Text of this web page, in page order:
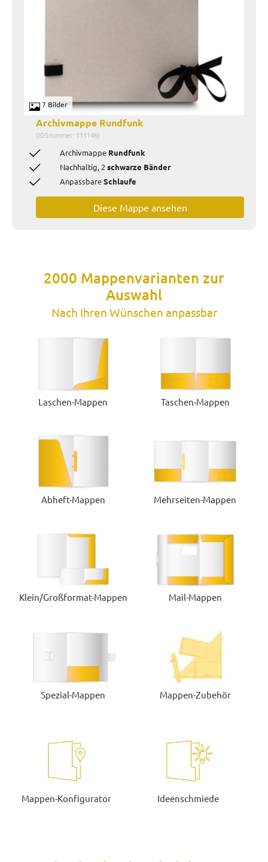
7 Bilder
Archivmappe Rundfunk
(IDSnummer: 111146)
Archivmappe Rundfunk
Nachhaltig, 2 schwarze Bänder
AnpassbareSchlaufe
Diese Mappe ansehen
2000 Mappenvarianten zur
Auswahl
Nach Ihren Wünschen anpassbar
Laschen-Mappen Taschen-Mappen
Abheft-Mappen Mehrseiten-Mappen
Klein/Großformat-Mappen Mail-Mappen
Spezial-Mappen Mappen-Zubehör
Mappen-Konfigurator Ideenschmiede